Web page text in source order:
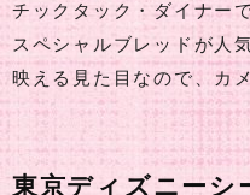
チックタック・ダイナー
スペシャルブレッドが人気
映える見た目なので、カ
東京ディズニーシ